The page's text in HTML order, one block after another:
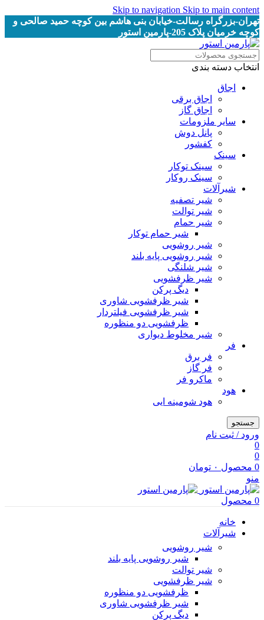
Skip to navigation Skip to main content
تهران-بزرگراه رسالت-خیابان بنی هاشم بین کوچه حمید صالحی و
کوچه خرمیان پلاک 205-پارمین استور
انتخاب دسته بندی
اجاق
اجاق برقى
اجاق گاز
سایر ملزومات
پانل دوش
کفشور
سینک
سینک توکار
سینک روکار
شیرآلات
شیر تصفیه
شیر توالت
شیر حمام
شیر حمام توکار
شیر روشویی
شیر روشویی پایه بلند
شیر شلنگی
شیر ظرفشویی
دیگ پرکن
شیر ظرفشویی شاوری
شیر ظرفشویی فیلتردار
ظرفشویی دو منظوره
شیر مخلوط دیواری
فر
فر برق
فر گاز
ماكرو فر
هود
هود شومینه ایی
جستجو
ورود / ثبت نام
0
0
0 محصول ۰ تومان
منو
0 محصول
خانه
شیرآلات
شیر روشویی
شیر روشویی پایه بلند
شیر توالت
شیر ظرفشویی
ظرفشویی دو منظوره
شیر ظرفشویی شاوری
دیگ پرکن